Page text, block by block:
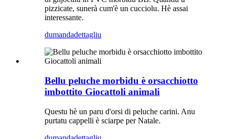
pizzicate, sunerà cum'è un cucciolu. Hè assai
interessante.
dumandadettagliu
Bellu peluche morbidu è orsacchiotto
imbottito Giocattoli animali
Questu hè un paru d'orsi di peluche carini. Anu
purtatu cappelli è sciarpe per Natale.